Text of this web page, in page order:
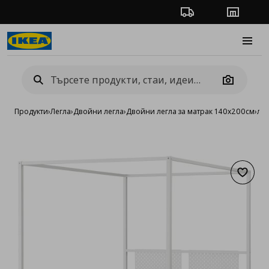
Проследяване на
Camera
Продукти›Легла›Двойни легла›Двойни легла за матрак 140x200см›